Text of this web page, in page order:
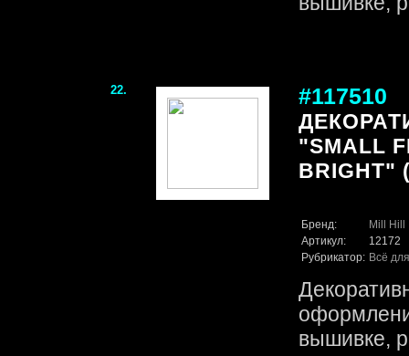
22. #117510
"SMALL
Бренд:
Mill Hill
Артикул:
12172
Рубрикатор: Всё
вышивке,